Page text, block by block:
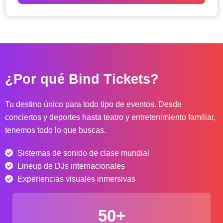
d
p
c
i
s
:
d
d
$
¿Por qué Bind Tickets?
Tu destino único para todo tipo de eventos. Desde
conciertos y deportes hasta teatro y entretenimiento familiar,
tenemos todo lo que buscas.
Sistemas de sonido de clase mundial
Lineup de DJs internacionales
Experiencias visuales inmersivas
50+